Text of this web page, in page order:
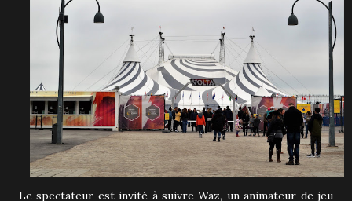
Le spectateur est invité à suivre Waz, un animateur de jeu